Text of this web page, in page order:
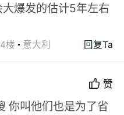
爆发的估计5年左右
楼 意大利 回复Ta
赞
你叫他们也是为了省